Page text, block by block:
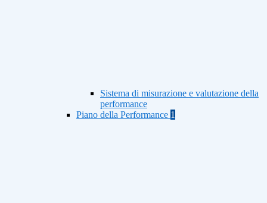
Sistema di misurazione e valutazione della
performance
Piano della Performance 1